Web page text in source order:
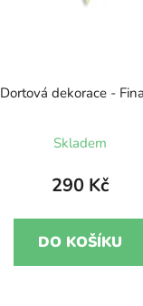
Dortová dekorace -
hodnocení
produktu
je
5,0
z
5
Skladem
290 Kč
DO KOŠÍKU